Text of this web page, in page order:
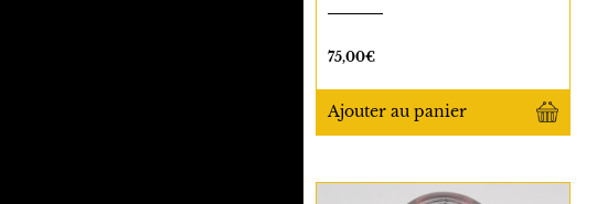
75,00€
Ajouterau panier